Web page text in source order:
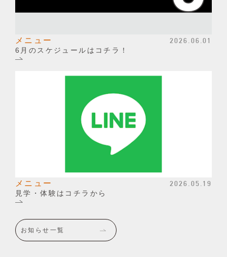
メニュー
2026.06.01
6月のスケジュールはコチラ！
メニュー
2026.05.19
見学・体験はコチラから
お知らせ一覧